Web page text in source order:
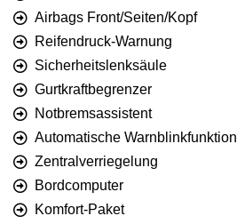
Airbags Front/Seiten/Kopf
Reifendruck-Warnung
Sicherheitslenksäule
Gurtkraftbegrenzer
Notbremsassistent
Automatische Warnblinkfunktion
Zentralverriegelung
Bordcomputer
Komfort-Paket